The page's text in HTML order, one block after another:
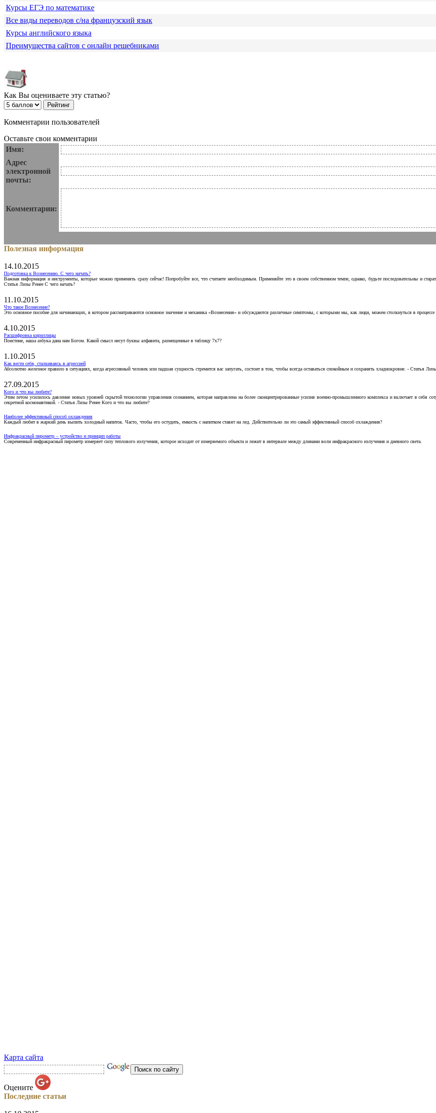
Курсы ЕГЭ по математике
Все виды переводов с/на французский язык
Курсы английского языка
Преимущества сайтов с онлайн решебниками
Как Вы оцениваете эту статью?
Комментарии пользователей
Оставьте свои комментарии
Имя:
Адрес
электронной
почты:
Комментарии:
Полезная информация
14.10.2015
Подготовка к Вознесению. С чего начать?
Важная информация и инструменты, которые можно применять сразу сейчас! Попробуйте все, что считаете необходимым. Применяйте это в своем собственном темпе, однако, будьте последовательны и
Статья Лизы Ренее С чего начать?
11.10.2015
Что такое Вознесение?
Это основное пособие для начинающих, в котором рассматриваются основное значение и механика «Вознесения» и обсуждаются различные симптомы, с которыми мы, как люди, можем столкнуться в
4.10.2015
Расшифровка кириллицы
Поистине, наша азбука дана нам Богом. Какой смысл несут буквы алфавита, размещенные в таблицу 7х7?
1.10.2015
Как вести себя, сталкиваясь в агрессией
Абсолютно железное правило в ситуациях, когда агрессивный человек или падшая сущность стремится вас запугать, состоит в том, чтобы всегда оставаться спокойным и сохранять хладнокровие. - Статья
27.09.2015
Кого и что вы любите?
Этим летом усилилось давление новых уровней скрытой технологии управления сознанием, которая направлена на более сконцентрированные усилия военно-промышленного комплекса и включает в себя
секретной космонавтикой. - Статья Лизы Ренее Кого и что вы любите?
Наиболее эффективный способ охлаждения
Каждый любит в жаркий день выпить холодный напиток. Часто, чтобы его остудить, емкость с напитком ставят на лед. Действительно ли это самый эффективный способ охлаждения?
Инфракрасный пирометр – устройство и принцип работы
Современный инфракрасный пирометр измеряет силу теплового излучения, которое исходит от измеряемого объекта и лежит в интервале между длинами волн инфракрасного излучения и дневного света.
Карта сайта
Оцените
Последние статьи